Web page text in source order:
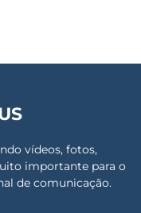
vídeos, fotos,
importante para o
de comunicação.